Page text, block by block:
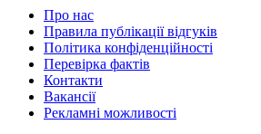
Про нас
Правила публікації відгуків
Політика конфіденційності
Перевірка фактів
Контакти
Вакансії
Рекламні можливості